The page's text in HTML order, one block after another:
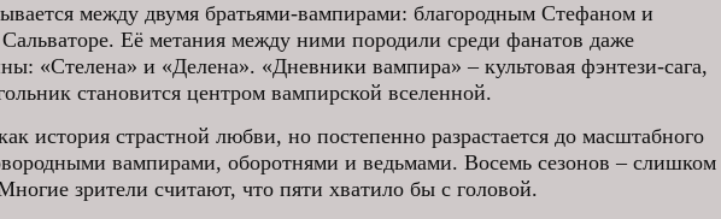
между двумя братьями-вампирами: благородным Стефаном и
Её метания между ними породили среди фанатов даже
«Стелена» и «Делена». «Дневники вампира» – культовая фэнтези-сага,
становится центром вампирской вселенной.
история страстной любви, но постепенно разрастается до масштабного
вампирами, оборотнями и ведьмами. Восемь сезонов – слишком
зрители считают, что пяти хватило бы с головой.